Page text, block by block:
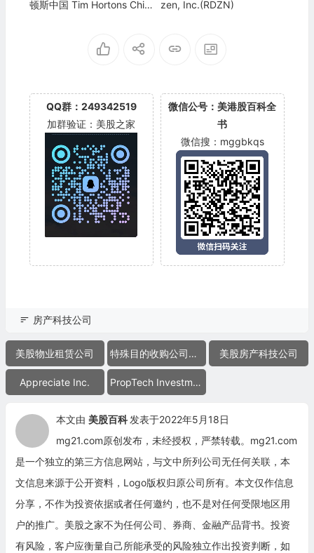
顿斯中国 Tim Hortons Chin
zen, Inc.(RDZN)
QQ群：249342519
加群验证：美股之家
微信公号：美港股百科全
书
微信搜：mggbkqs
房产科技公司
美股物业租赁公司 特殊目的收购公司合并上市 美股房产科技公司
Appreciate Inc. PropTech Investment Corporation II
本文由 美股百科 发表于2022年5月18日
mg21.com原创发布，未经授权，严禁转载。mg21.com
是一个独立的第三方信息网站，与文中所列公司无任何关联，本
文信息来源于公开资料，Logo版权归原公司所有。本文仅作信息
分享，不作为投资依据或者任何邀约，也不是对任何受限地区用
户的推广。美股之家不为任何公司、券商、金融产品背书。投资
有风险，客户应衡量自己所能承受的风险独立作出投资判断，如